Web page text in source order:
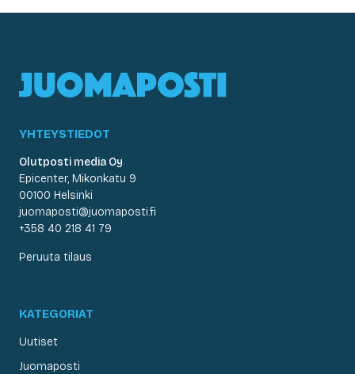
YHTEYSTIEDOT
Olutposti media Oy
Epicenter, Mikonkatu 9
00100 Helsinki
juomaposti@juomaposti.fi
+358 40 218 41 79
Peruuta tilaus
KATEGORIAT
Uutiset
Juomaposti